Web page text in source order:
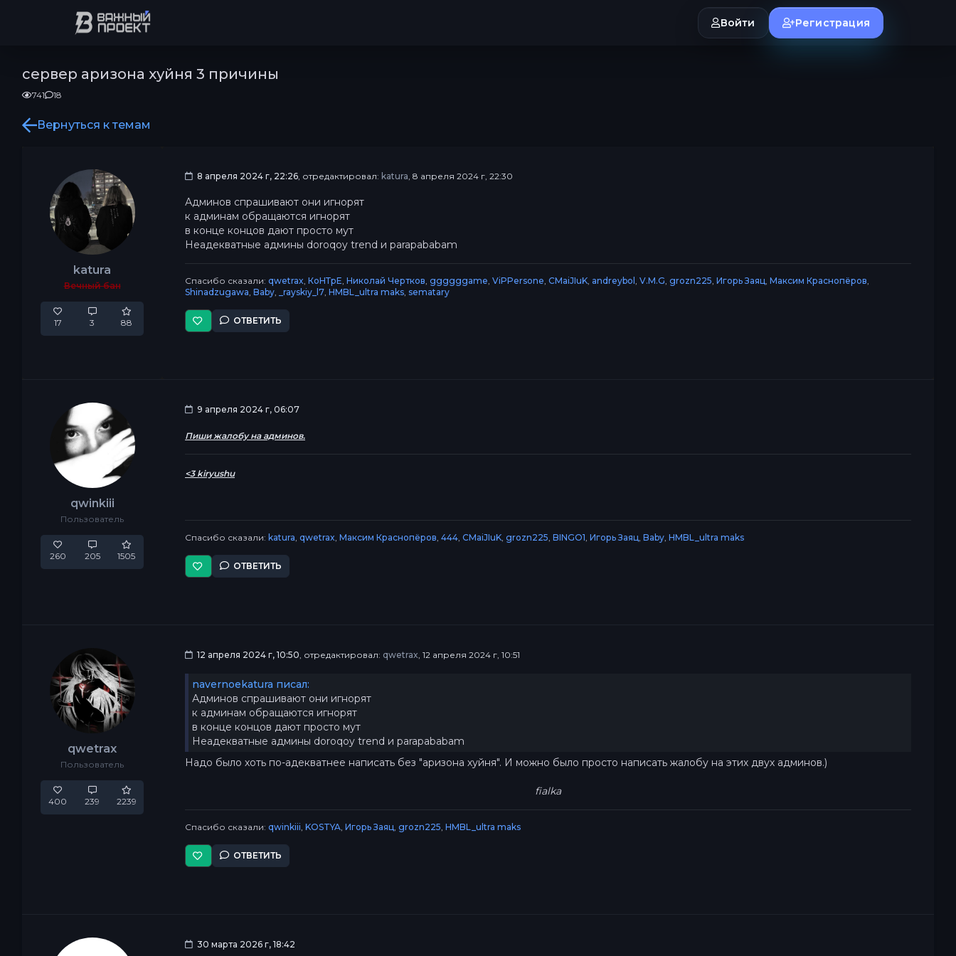
Войти Регистрация
сервер аризона хуйня 3 причины
741 18
Вернуться к темам
katura
Вечный бан
17 3 88
8 апреля 2024 г, 22:26, отредактировал: katura, 8 апреля 2024 г, 22:30
Админов спрашивают они игнорят
к админам обращаются игнорят
в конце концов дают просто мут
Неадекватные админы doroqoy trend и parapababam
Спасибо сказали:qwetrax,КоНТрЕ,Николай Чертков,ggggggame,ViPPersone,CMaiJIuK, andreybol,V.M.G,grozn225,Игорь Заяц,Максим Краснопёров,
Shinadzugawa,Baby, _rayskiy_l7,HMBL_ultra maks,sematary
ОТВЕТИТЬ
qwinkiii
Пользователь
260 205 1505
9 апреля 2024 г, 06:07
Пиши жалобу на админов.
<3 kiryushu
Спасибо сказали: katura,qwetrax,Максим Краснопёров,444,CMaiJIuK,grozn225,BINGO1,Игорь Заяц,Baby,HMBL_ultra maks
ОТВЕТИТЬ
qwetrax
Пользователь
400 239 2239
12 апреля 2024 г, 10:50, отредактировал: qwetrax, 12 апреля 2024 г, 10:51
navernoekatura писал:
Админов спрашивают они игнорят
к админам обращаются игнорят
в конце концов дают просто мут
Неадекватные админы doroqoy trend и parapababam
Надо было хоть по-адекватнее написать без "аризона хуйня". И можно было просто написать жалобу на этих двух админов.)
fialka
Спасибо сказали:qwinkiii,KOSTYA,Игорь Заяц,grozn225,HMBL_ultra maks
ОТВЕТИТЬ
30 марта 2026 г, 18:42